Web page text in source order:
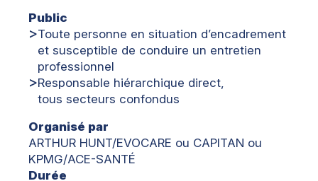
Public
Toute personne en situation d’encadrement
et susceptible de conduire un entretien
professionnel
Responsable hiérarchique direct,
tous secteurs confondus
Organisé par
ARTHUR HUNT/EVOCARE ou CAPITAN ou
KPMG/ACE-SANTÉ
Durée